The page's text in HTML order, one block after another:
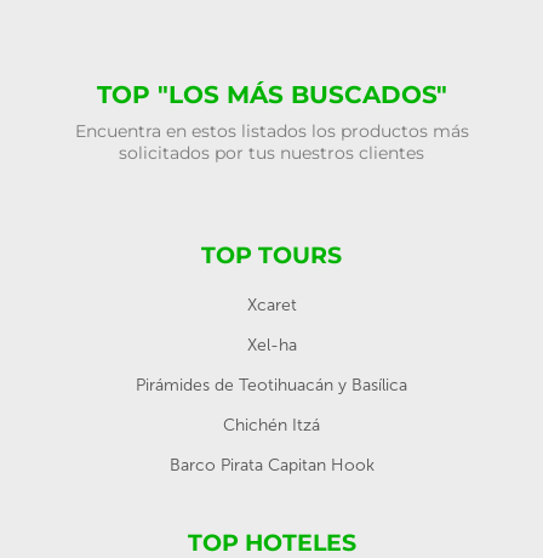
TOP "LOS MÁS BUSCADOS"
Encuentra en estos listados los productos más
solicitados por tus nuestros clientes
TOP TOURS
Xcaret
Xel-ha
Pirámides de Teotihuacán y Basílica
Chichén Itzá
Barco Pirata Capitan Hook
TOP HOTELES